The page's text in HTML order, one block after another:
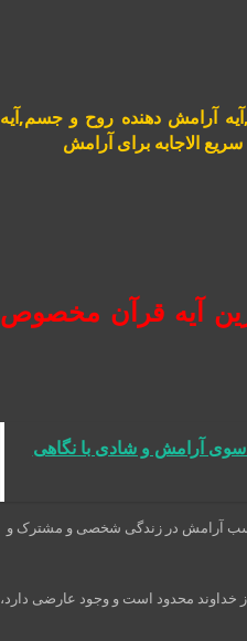
آرامش دهنده روح و جسم,آیه
الاجابه برای آرامش
آیه قرآن مخصوص
آرامش و شادی با نگاهی
کسب آرامش در زندگی شخصی و مشترک و
خداوند محدود است و وجود عارضی دارد،